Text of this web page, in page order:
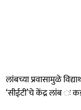
लांबच्या प्रवासामुळे
‘सीईटी’चे केंद्र लांब ः